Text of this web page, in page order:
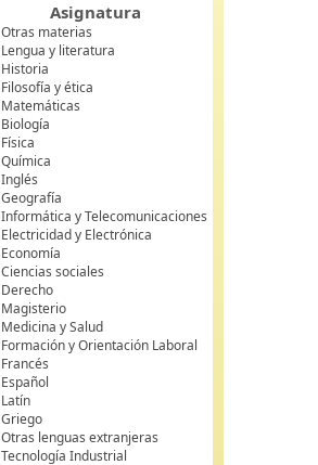
Asignatura
Otras materias
Lengua y literatura
Historia
Filosofía y ética
Matemáticas
Biología
Física
Química
Inglés
Geografía
Informática y Telecomunicaciones
Electricidad y Electrónica
Economía
Ciencias sociales
Derecho
Magisterio
Medicina y Salud
Formación y Orientación Laboral
Francés
Español
Latín
Griego
Otras lenguas extranjeras
Tecnología Industrial